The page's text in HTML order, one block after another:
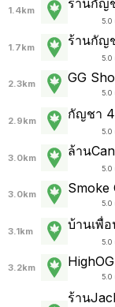
1.4km ร้านกัญ
5.0
1.7km ร้านกัญ
5.0
2.3km GG
5.0
2.9km กัญชา
5.0
3.0km ล้าน
5.0
3.0km Smoke
5.0
3.1km บ้านเพื่
5.0
3.2km HighOG
5.0
ร้าน